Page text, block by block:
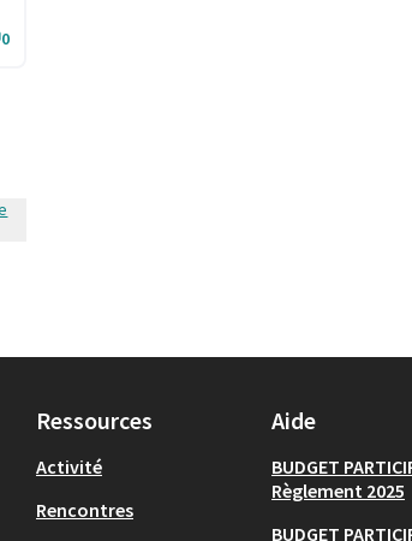
0
Ressources
Activité
Rencontres
Aide
BUDGET
Règlement 2025
BUDGET